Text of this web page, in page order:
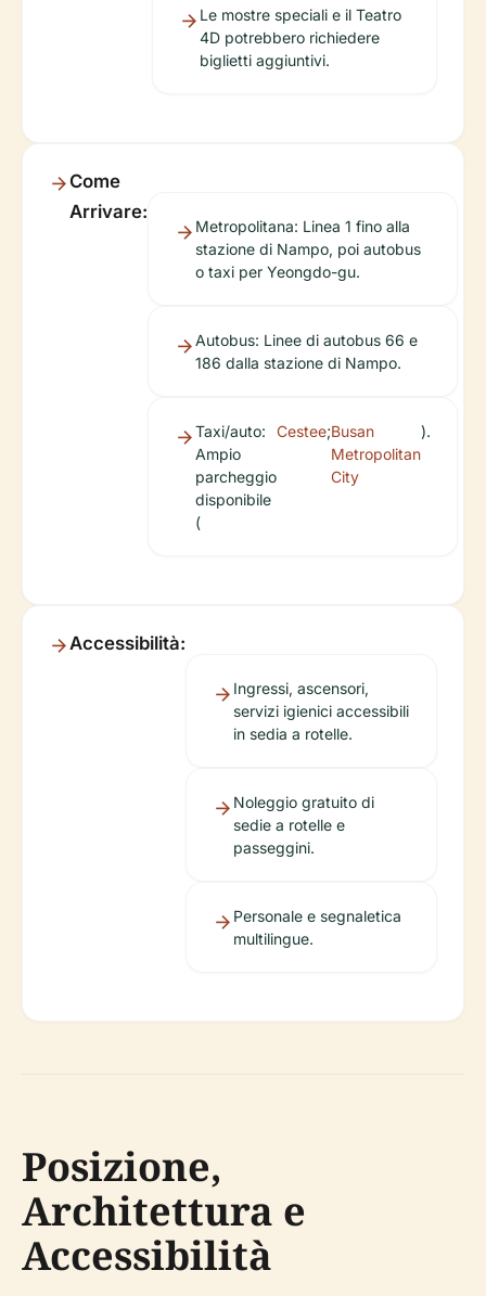
Le mostre speciali e il Teatro
4D potrebbero richiedere
biglietti aggiuntivi.
Come
Arrivare:
Metropolitana: Linea 1 fino alla
stazione di Nampo, poi autobus
o taxi per Yeongdo-gu.
Autobus: Linee di autobus 66 e
186 dalla stazione di Nampo.
Taxi/auto:
Ampio
parcheggio
disponibile
(
Cestee;Busan
Metropolitan
City
).
Accessibilità:
Ingressi, ascensori,
servizi igienici accessibili
in sedia a rotelle.
Noleggio gratuito di
sedie a rotelle e
passeggini.
Personale e segnaletica
multilingue.
Posizione,
Architettura e
Accessibilità